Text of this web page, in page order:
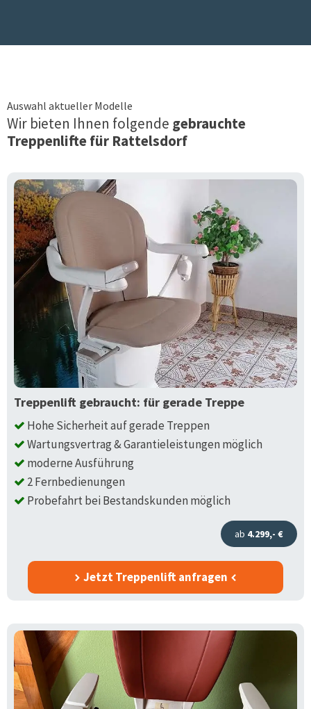
Auswahl aktueller Modelle
Wir bieten Ihnen folgende gebrauchte
Treppenlifte für Rattelsdorf
Treppenlift gebraucht: für gerade Treppe
Hohe Sicherheit auf gerade Treppen
Wartungsvertrag & Garantieleistungen möglich
moderne Ausführung
2 Fernbedienungen
Probefahrt bei Bestandskunden möglich
ab 4.299,- €
Jetzt Treppenlift anfragen